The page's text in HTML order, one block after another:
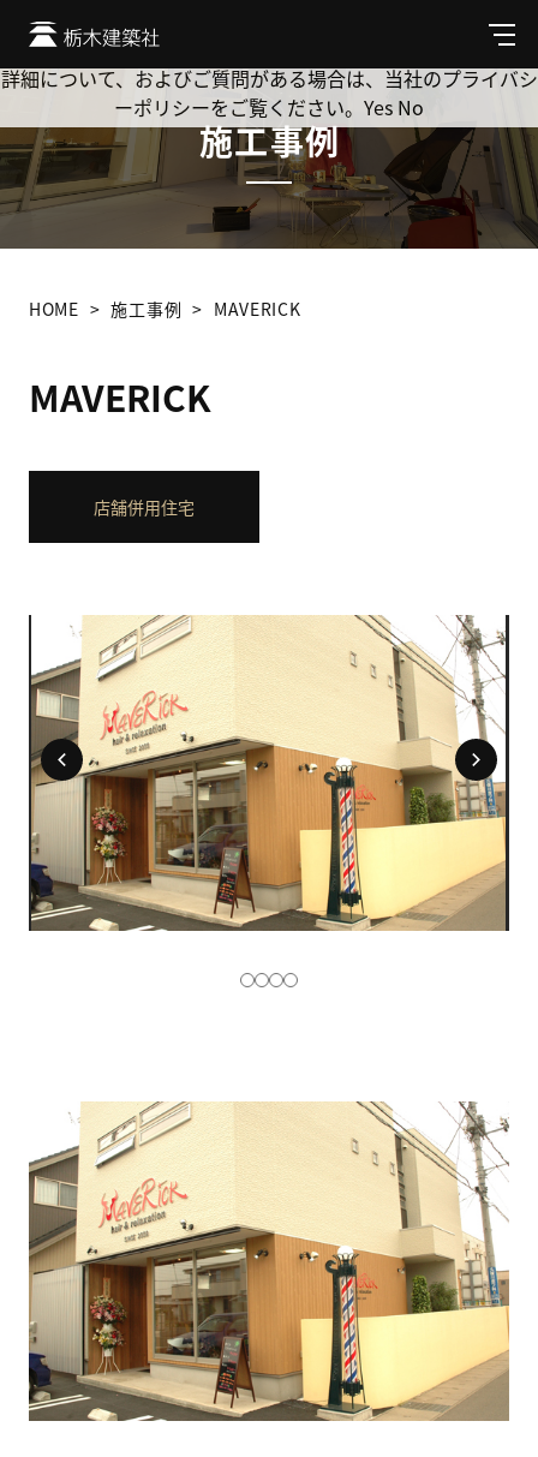
メ
ニ
ュ
施工事例
HOME 施工事例 MAVERICK
MAVERICK
店舗併用住宅
Cookie を使用して、お客様の活動を追跡してもよろしいです
か? 当社ではお客様のプライバシーを極めて重視しています。
詳細について、およびご質問がある場合は、当社のプライバシ
ーポリシーをご覧ください。 Yes No